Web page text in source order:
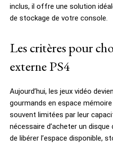
inclus, il offre une solution
de stockage de votre console.
Les critères pour
externe PS4
Aujourd’hui, les jeux vidéo
gourmands en espace
souvent limitées par leur
nécessaire d’acheter un
de libérer l’espace disponible,